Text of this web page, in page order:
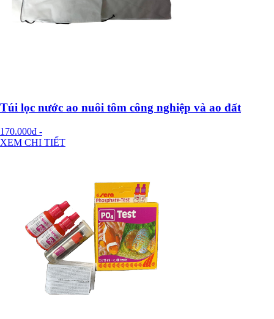
Túi lọc nước ao nuôi tôm công nghiệp và ao đất
170.000đ -
XEM CHI TIẾT